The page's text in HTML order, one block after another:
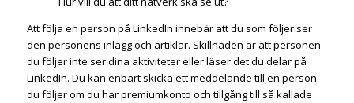
Att följa en person på LinkedIn innebär att du som följer ser
den personens inlägg och artiklar. Skillnaden är att personen
du följer inte ser dina aktiviteter eller läser det du delar på
LinkedIn. Du kan enbart skicka ett meddelande till en person
du följer om du har premiumkonto och tillgång till så kallade